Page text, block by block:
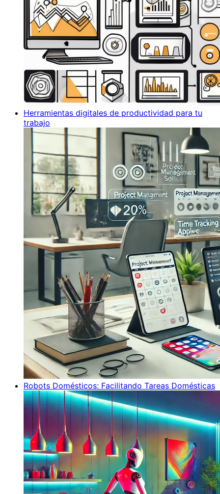
Herramientas digitales de productividad para tu
trabajo
Robots Domésticos: Facilitando Tareas Domésticas